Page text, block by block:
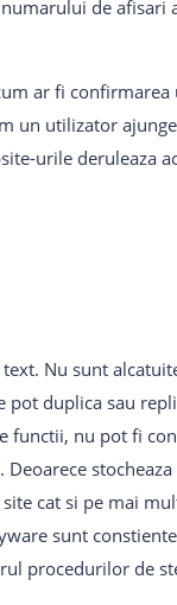
de afisari
ar fi
un utilizator
urile deruleaza
Nu sunt
duplica sau
functii, nu pot fi
cat si pe mai
sunt
procedurilor de